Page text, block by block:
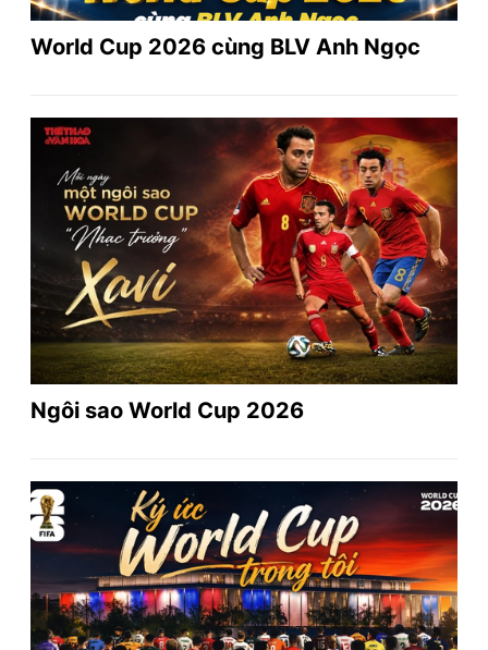
World Cup 2026 cùng BLV Anh Ngọc
Ngôi sao World Cup 2026